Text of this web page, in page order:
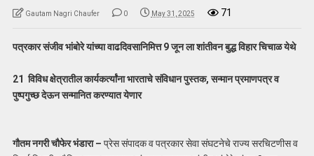
Gautam Nagri Chaufer 0 May 31, 2025 71
पत्रकार संजीव भांबोरे यांच्या वाढदिवसानिमित्त 9 जून ला शांतीवन बुद्ध विहार चिचाळ येथे
21 विविध क्षेत्रातील कार्यकर्त्यांना भारताचे संविधान पुस्तक, सन्मान प्रमाणपत्र व
पुष्पगुच्छ देऊन सन्मानित करण्यात येणार
गौतम नगरी चौफेर भंडारा – प्रेस संपादक व पत्रकार सेवा संघटनेचे राज्य सरचिटणीस व